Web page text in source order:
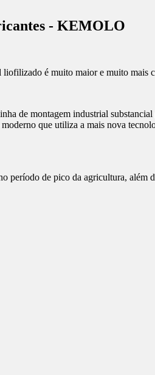
- KEMOLO
liofilizado é muito maior e muito mais
de montagem industrial substancial
que utiliza a mais nova
período de pico da agricultura, além